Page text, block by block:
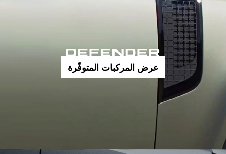
عرض المركبات المتوفّرة